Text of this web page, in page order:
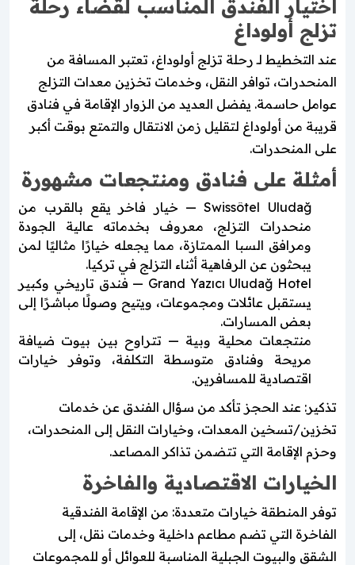
اختيار الفندق المناسب لقضاء رحلة
تزلج أولوداغ
عند التخطيط لـ رحلة تزلج أولوداغ، تعتبر المسافة من
المنحدرات، توافر النقل، وخدمات تخزين معدات التزلج
عوامل حاسمة. يفضل العديد من الزوار الإقامة في فنادق
قريبة من أولوداغ لتقليل زمن الانتقال والتمتع بوقت أكبر
على المنحدرات.
أمثلة على فنادق ومنتجعات مشهورة
Swissôtel Uludağ — خيار فاخر يقع بالقرب من
منحدرات التزلج، معروف بخدماته عالية الجودة
ومرافق السبا الممتازة، مما يجعله خيارًا مثاليًا لمن
يبحثون عن الرفاهية أثناء التزلج في تركيا.
Grand Yazıcı Uludağ Hotel — فندق تاريخي وكبير
يستقبل عائلات ومجموعات، ويتيح وصولًا مباشرًا إلى
بعض المسارات.
منتجعات محلية وبية — تتراوح بين بيوت ضيافة
مريحة وفنادق متوسطة التكلفة، وتوفر خيارات
اقتصادية للمسافرين.
تذكير: عند الحجز تأكد من سؤال الفندق عن خدمات
تخزين/تسخين المعدات، وخيارات النقل إلى المنحدرات،
وحزم الإقامة التي تتضمن تذاكر المصاعد.
الخيارات الاقتصادية والفاخرة
توفر المنطقة خيارات متعددة: من الإقامة الفندقية
الفاخرة التي تضم مطاعم داخلية وخدمات نقل، إلى
الشقق والبيوت الجبلية المناسبة للعوائل أو للمجموعات